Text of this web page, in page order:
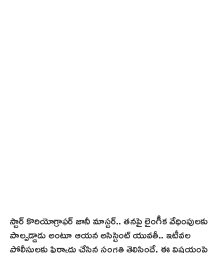
స్టార్ కొరియోగ్రాఫర్ జానీ మాస్టర్.. తనపై లైంగీక వేధింపులకు
పాల్పడ్డాడు అంటూ ఆయన అసిస్టెంట్ యువతీ.. ఇటీవల
పోలీసులకు ఫిర్యాదు చేసిన సంగతి తెలిసిందే. ఈ విషయంపై